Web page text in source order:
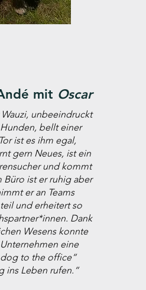
mit Oscar
unbeeindruckt
bellt einer
ist es ihm egal,
gern Neues, ist ein
und kommt
Büro ist er ruhig aber
er an Teams
und erheitert so
Dank
Wesens konnte
eine
to the office“
ins Leben rufen.“